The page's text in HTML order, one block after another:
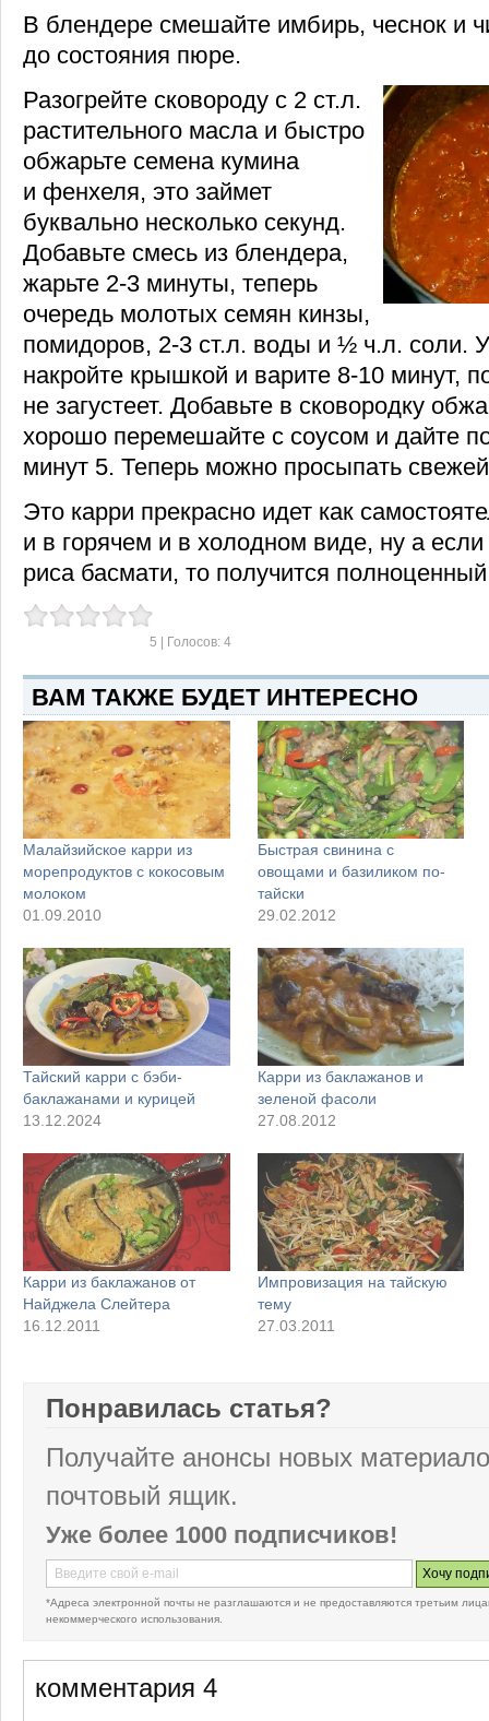
В блендере смешайте имбирь, чеснок и
до состояния пюре.
Разогрейте сковороду с 2 ст.л.
растительного масла и быстро
обжарьте семена кумина
и фенхеля, это займет
буквально несколько секунд.
Добавьте смесь из блендера,
жарьте 2-3 минуты, теперь
очередь молотых семян кинзы,
помидоров, 2-3 ст.л. воды и ½ ч.л. соли.
накройте крышкой и варите 8-10 минут,
не загустеет. Добавьте в сковородку
хорошо перемешайте с соусом и дайте
минут 5. Теперь можно просыпать
Это карри прекрасно идет как
и в горячем и в холодном виде, ну а если
риса басмати, то получится
5 | Голосов: 4
ВАМ ТАКЖЕ БУДЕТ ИНТЕРЕСНО
Малайзийское карри из
морепродуктов с кокосовым
молоком
01.09.2010
Быстрая свинина с
овощами и базиликом по-
тайски
29.02.2012
Тайский карри с бэби-
баклажанами и курицей
13.12.2024
Карри из баклажанов и
зеленой фасоли
27.08.2012
Карри из баклажанов от
Найджела Слейтера
16.12.2011
Импровизация на тайскую
тему
27.03.2011
Понравилась статья?
Получайте анонсы новых
почтовый ящик.
Уже более 1000 подписчиков!
*Адреса электронной почты не разглашаются и не предоставляются третьим
некоммерческого использования.
комментария 4